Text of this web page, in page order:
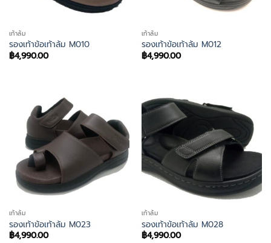
เท้าล้ม
รองเท้าข้อเท้าล้ม M010
฿4,990.00
เท้าล้ม
รองเท้าข้อเท้าล้ม M012
฿4,990.00
เท้าล้ม
รองเท้าข้อเท้าล้ม M023
฿4,990.00
เท้าล้ม
รองเท้าข้อเท้าล้ม M028
฿4,990.00